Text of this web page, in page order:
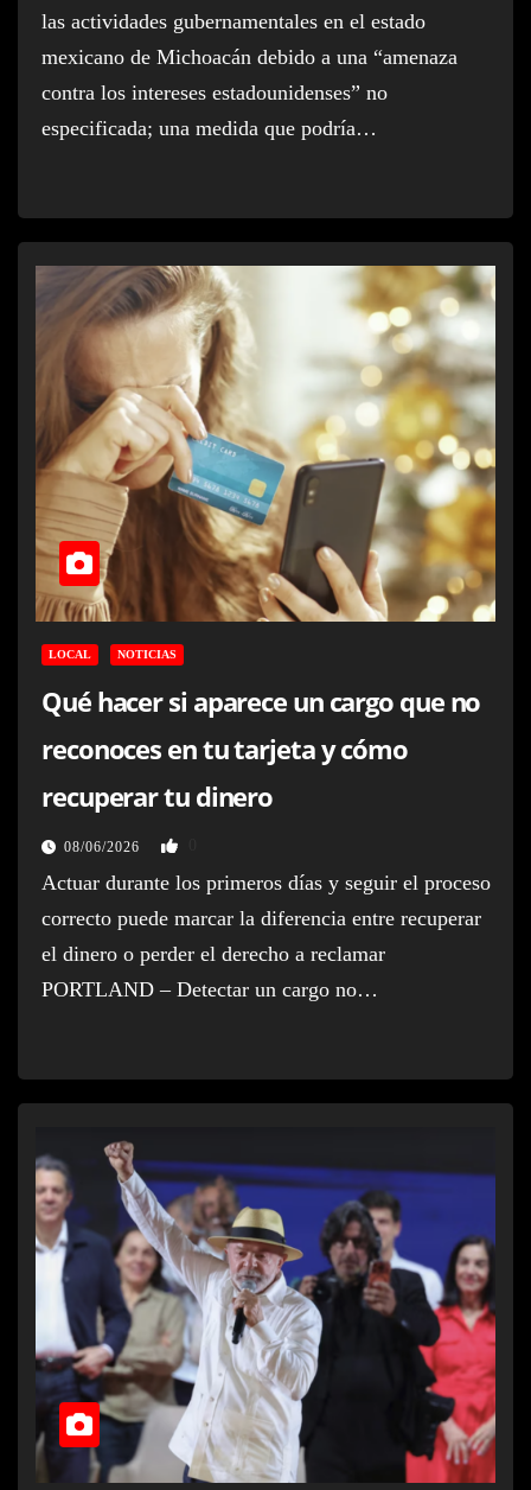
las actividades gubernamentales en el estado
mexicano de Michoacán debido a una “amenaza
contra los intereses estadounidenses” no
especificada; una medida que podría…
LOCAL NOTICIAS
Qué hacer si aparece un cargo que no
reconoces en tu tarjeta y cómo
recuperar tu dinero
08/06/2026
Actuar durante los primeros días y seguir el proceso
correcto puede marcar la diferencia entre recuperar
el dinero o perder el derecho a reclamar
PORTLAND – Detectar un cargo no…